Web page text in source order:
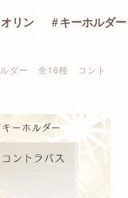
リン キーホルダー
ルダー 全16種 コント